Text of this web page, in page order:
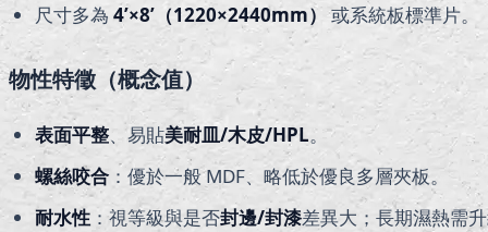
尺寸多為 4’×8’ （1220×2440mm） 或系統板標準片。
物性特徵（概念值）
表面平整、易貼美耐皿/木皮/HPL。
螺絲咬合 ：優於一般 MDF、略低於優良多層夾板。
耐水性 ：視等級與是否封邊/封漆差異大；長期濕熱需